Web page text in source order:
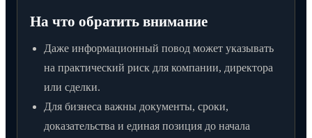
На что обратить внимание
Даже информационный повод может указывать
на практический риск для компании, директора
или сделки.
Для бизнеса важны документы, сроки,
доказательства и единая позиция до начала